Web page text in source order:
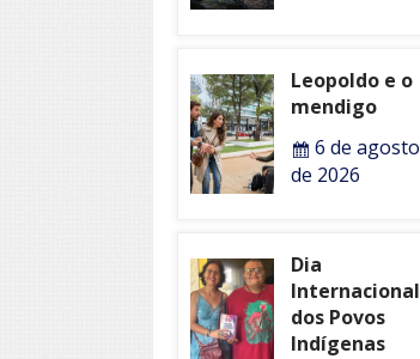
Leopoldo e o
mendigo
6 de agosto
de 2026
Dia
Internacional
dos Povos
Indígenas